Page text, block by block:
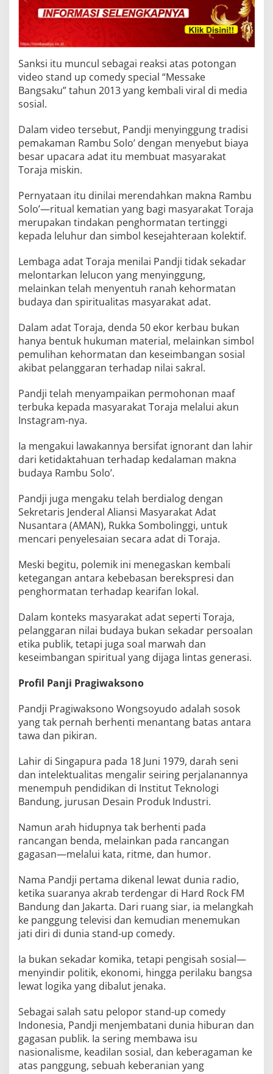
Sanksi itu muncul sebagai reaksi atas potongan
video stand up comedy special “Messake
Bangsaku” tahun 2013 yang kembali viral di media
sosial.
Dalam video tersebut, Pandji menyinggung tradisi
pemakaman Rambu Solo’ dengan menyebut biaya
besar upacara adat itu membuat masyarakat
Toraja miskin.
Pernyataan itu dinilai merendahkan makna Rambu
Solo’—ritual kematian yang bagi masyarakat Toraja
merupakan tindakan penghormatan tertinggi
kepada leluhur dan simbol kesejahteraan kolektif.
Lembaga adat Toraja menilai Pandji tidak sekadar
melontarkan lelucon yang menyinggung,
melainkan telah menyentuh ranah kehormatan
budaya dan spiritualitas masyarakat adat.
Dalam adat Toraja, denda 50 ekor kerbau bukan
hanya bentuk hukuman material, melainkan simbol
pemulihan kehormatan dan keseimbangan sosial
akibat pelanggaran terhadap nilai sakral.
Pandji telah menyampaikan permohonan maaf
terbuka kepada masyarakat Toraja melalui akun
Instagram-nya.
Ia mengakui lawakannya bersifat ignorant dan lahir
dari ketidaktahuan terhadap kedalaman makna
budaya Rambu Solo’.
Pandji juga mengaku telah berdialog dengan
Sekretaris Jenderal Aliansi Masyarakat Adat
Nusantara (AMAN), Rukka Sombolinggi, untuk
mencari penyelesaian secara adat di Toraja.
Meski begitu, polemik ini menegaskan kembali
ketegangan antara kebebasan berekspresi dan
penghormatan terhadap kearifan lokal.
Dalam konteks masyarakat adat seperti Toraja,
pelanggaran nilai budaya bukan sekadar persoalan
etika publik, tetapi juga soal marwah dan
keseimbangan spiritual yang dijaga lintas generasi.
Profil Panji Pragiwaksono
Pandji Pragiwaksono Wongsoyudo adalah sosok
yang tak pernah berhenti menantang batas antara
tawa dan pikiran.
Lahir di Singapura pada 18 Juni 1979, darah seni
dan intelektualitas mengalir seiring perjalanannya
menempuh pendidikan di Institut Teknologi
Bandung, jurusan Desain Produk Industri.
Namun arah hidupnya tak berhenti pada
rancangan benda, melainkan pada rancangan
gagasan—melalui kata, ritme, dan humor.
Nama Pandji pertama dikenal lewat dunia radio,
ketika suaranya akrab terdengar di Hard Rock FM
Bandung dan Jakarta. Dari ruang siar, ia melangkah
ke panggung televisi dan kemudian menemukan
jati diri di dunia stand-up comedy.
Ia bukan sekadar komika, tetapi pengisah sosial—
menyindir politik, ekonomi, hingga perilaku bangsa
lewat logika yang dibalut jenaka.
Sebagai salah satu pelopor stand-up comedy
Indonesia, Pandji menjembatani dunia hiburan dan
gagasan publik. Ia sering membawa isu
nasionalisme, keadilan sosial, dan keberagaman ke
atas panggung, sebuah keberanian yang